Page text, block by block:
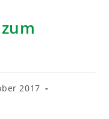
2017